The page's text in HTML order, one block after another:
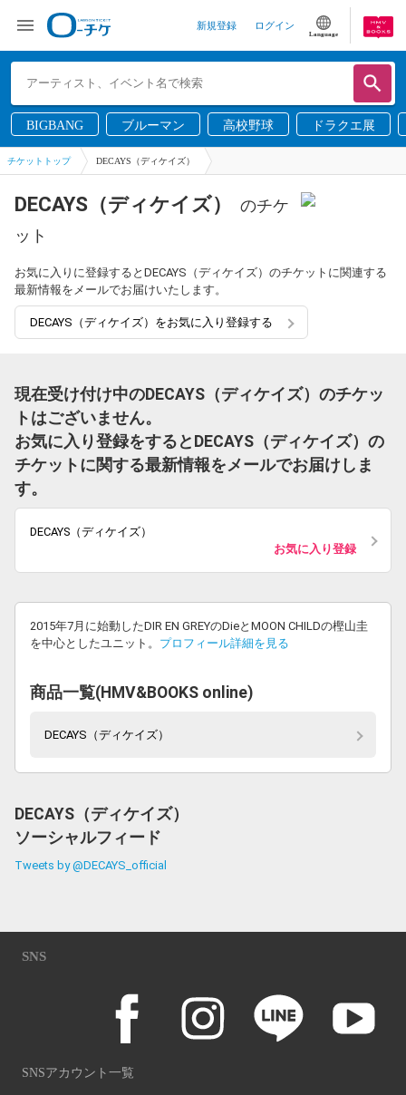
新規登録 ログイン
Language
BIGBANG ブルーマン 高校野球 ドラクエ展
チケットトップ DECAYS（ディケイズ）
DECAYS（ディケイズ）
のチケ
ット
お気に入りに登録するとDECAYS（ディケイズ）のチケットに関連する
最新情報をメールでお届けいたします。
DECAYS（ディケイズ）をお気に入り登録する
現在受け付け中のDECAYS（ディケイズ）のチケッ
トはございません。
お気に入り登録をするとDECAYS（ディケイズ）の
チケットに関する最新情報をメールでお届けしま
す。
DECAYS（ディケイズ）
お気に入り登録
2015年7月に始動したDIR EN GREYのDieとMOON CHILDの樫山圭
を中心としたユニット。 プロフィール詳細を見る
商品一覧(HMV&BOOKS online)
DECAYS（ディケイズ）
DECAYS（ディケイズ）
ソーシャルフィード
Tweets by @DECAYS_official
SNS
SNSアカウント一覧